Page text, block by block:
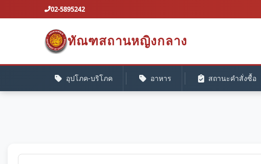
02-5895242
ทัณฑสถานหญิงกลาง
อุปโภค-บริโภค อาหาร สถานะคำสั่งซื้อ